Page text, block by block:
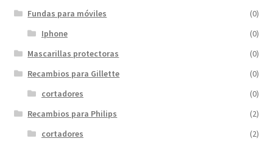
Fundas para móviles
(0)
Iphone
(0)
Mascarillas protectoras
(0)
Recambios para Gillette
(0)
cortadores
(0)
Recambios para Philips
(2)
cortadores
(2)